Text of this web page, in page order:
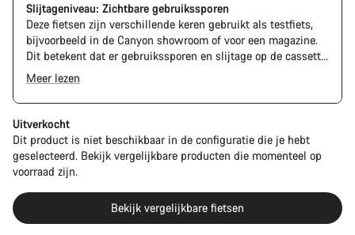
Slijtageniveau: Zichtbare gebruikssporen
Deze fietsen zijn verschillende keren gebruikt als testfiets,
bijvoorbeeld in de Canyon showroom of voor een magazine.
Dit betekent dat er gebruikssporen en slijtage op de cassette
en ketting zichtbaar zijn. Het frame en de onderdelen kunnen
daarnaast ook krassen, lakbeschadigingen en
kleurafwijkingen vertonen. Alle onderdelen functioneren
echter perfect.
Meer lezen
Uitverkocht
Dit product is niet beschikbaar in de configuratie die je hebt
geselecteerd. Bekijk vergelijkbare producten die momenteel op
voorraad zijn.
Bekijk vergelijkbare fietsen